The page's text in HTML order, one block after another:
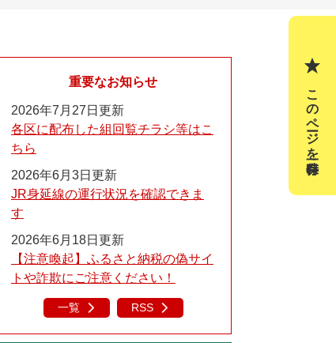
重要なお知らせ
2026年7月27日更新
各区に配布した組回覧チラシ等はこ
ちら
2026年6月3日更新
JR身延線の運行状況を確認できま
す
2026年6月18日更新
【注意喚起】ふるさと納税の偽サイ
トや詐欺にご注意ください！
一覧 RSS
このページを一時保存